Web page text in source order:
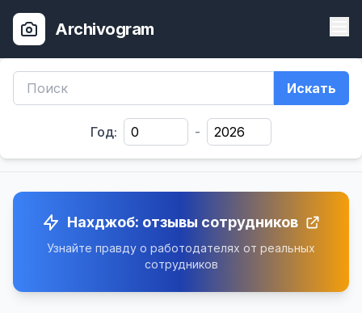
Archivogram
Искать
Год: -
Нахджоб: отзывы сотрудников
Узнайте правду о работодателях от реальных
сотрудников